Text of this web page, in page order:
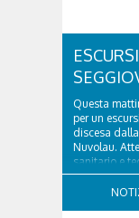
Questa
per un
discesa
Nuvolau.
sanitario e
raggiunto il